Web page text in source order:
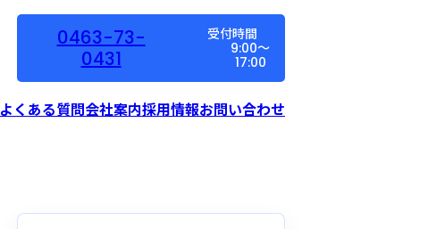
0463-73-
0431
受付時間
9:00～
17:00
よくある質問会社案内採用情報お問い合わせ